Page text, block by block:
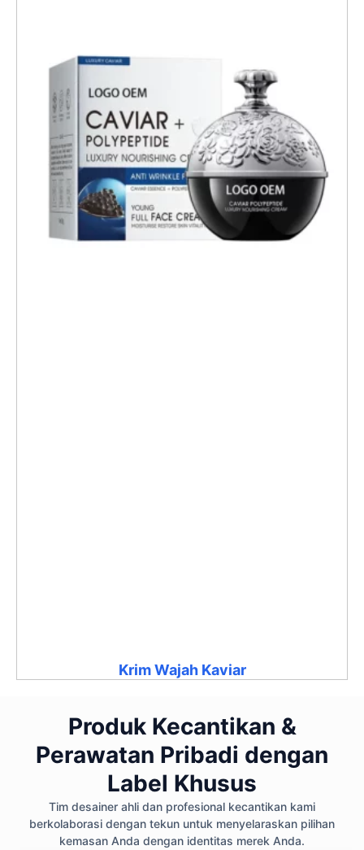
Krim Wajah Kaviar
Produk Kecantikan &
Perawatan Pribadi dengan
Label Khusus
Tim desainer ahli dan profesional kecantikan kami
berkolaborasi dengan tekun untuk menyelaraskan pilihan
kemasan Anda dengan identitas merek Anda.